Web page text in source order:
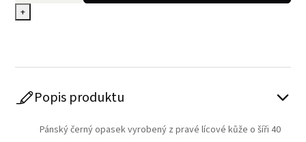
+
Popis produktu
Pánský černý opasek vyrobený z pravé lícové kůže o šíři 40